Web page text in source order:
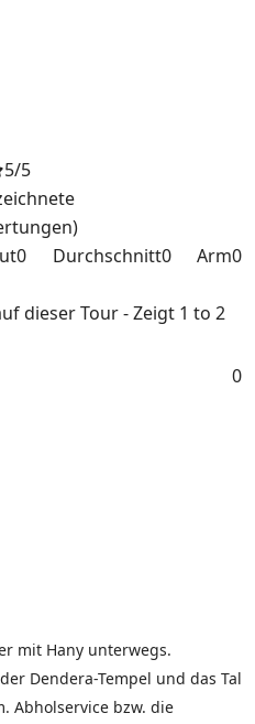
5/5
0 Durchschnitt0 Arm0
dieser Tour - Zeigt 1 to 2
0
mit Hany unterwegs.
Dendera-Tempel und das Tal
Abholservice bzw. die